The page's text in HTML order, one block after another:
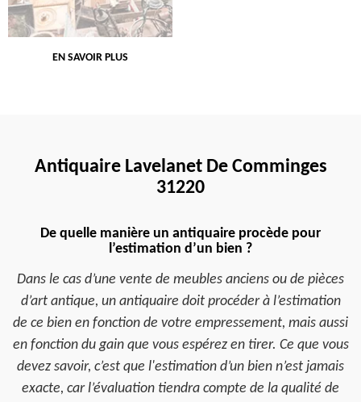
EN SAVOIR PLUS
Antiquaire Lavelanet De Comminges
31220
De quelle manière un antiquaire procède pour
l’estimation d’un bien ?
Dans le cas d’une vente de meubles anciens ou de pièces
d’art antique, un antiquaire doit procéder à l’estimation
de ce bien en fonction de votre empressement, mais aussi
en fonction du gain que vous espérez en tirer. Ce que vous
devez savoir, c’est que l'estimation d’un bien n’est jamais
exacte, car l’évaluation tiendra compte de la qualité de